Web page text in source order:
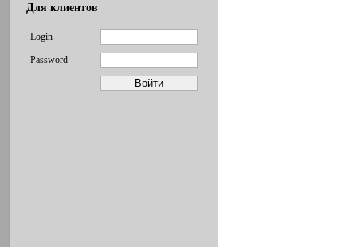
Для клиентов
Login
Password